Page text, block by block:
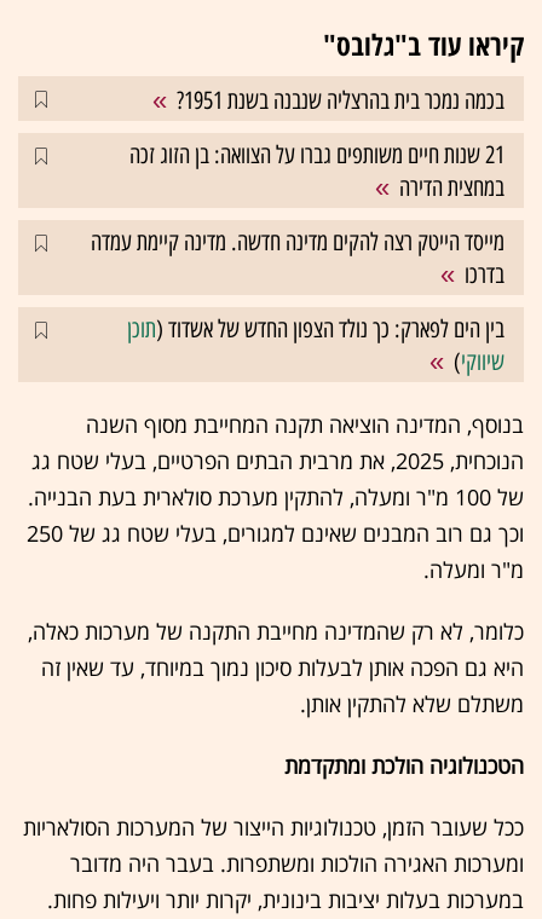
קיראו עוד ב"גלובס"
בכמה נמכר בית בהרצליה שנבנה בשנת 1951?
21 שנות חיים משותפים גברו על הצוואה: בן הזוג זכה
במחצית הדירה
מייסד הייטק רצה להקים מדינה חדשה. מדינה קיימת עמדה
בדרכו
בין הים לפארק: כך נולד הצפון החדש של אשדוד (תוכן
שיווקי)
בנוסף, המדינה הוציאה תקנה המחייבת מסוף השנה
הנוכחית, 2025, את מרבית הבתים הפרטיים, בעלי שטח גג
של 100 מ"ר ומעלה, להתקין מערכת סולארית בעת הבנייה.
וכך גם רוב המבנים שאינם למגורים, בעלי שטח גג של 250
מ"ר ומעלה.
כלומר, לא רק שהמדינה מחייבת התקנה של מערכות כאלה,
היא גם הפכה אותן לבעלות סיכון נמוך במיוחד, עד שאין זה
משתלם שלא להתקין אותן.
הטכנולוגיה הולכת ומתקדמת
ככל שעובר הזמן, טכנולוגיות הייצור של המערכות הסולאריות
ומערכות האגירה הולכות ומשתפרות. בעבר היה מדובר
במערכות בעלות יציבות בינונית, יקרות יותר ויעילות פחות.